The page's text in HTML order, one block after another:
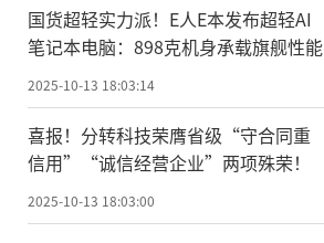
国货超轻实力派！E人E本发布超轻AI
笔记本电脑：898克机身承载旗舰性能
2025-10-13 18:03:14
喜报！分转科技荣膺省级“守合同重
信用”“诚信经营企业”两项殊荣！
2025-10-13 18:03:00